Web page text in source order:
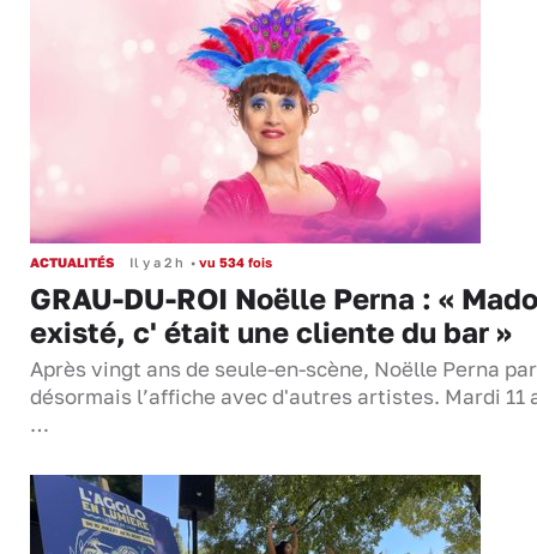
ACTUALITÉS Il y a 2 h • vu 534 fois
GRAU-DU-ROI Noëlle Perna : «
existé, c' était une cliente du bar »
Après vingt ans de seule-en-scène, Noëlle Perna
désormais l’affiche avec d'autres artistes. Mardi 11
…